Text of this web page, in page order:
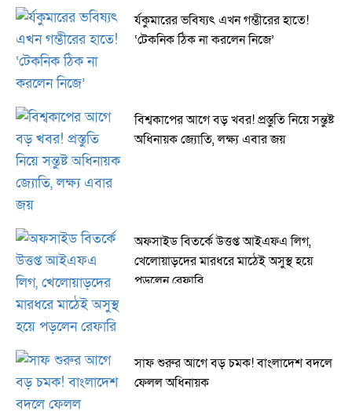
র্যকুমারের ভবিষ্যৎ এখন গম্ভীরের হাতে!
‘টেকনিক ঠিক না করলেন নিজে’
বিশ্বকাপের আগে বড় খবর! প্রস্তুতি নিয়ে সন্তুষ্ট
অধিনায়ক জ্যোতি, লক্ষ্য এবার জয়
অফসাইড বিতর্কে উত্তপ্ত আইএফএ লিগ,
খেলোয়াড়দের মারধরে মাঠেই অসুস্থ হয়ে
পড়লেন রেফারি
সাফ শুরুর আগে বড় চমক! বাংলাদেশ বদলে
ফেলল অধিনায়ক